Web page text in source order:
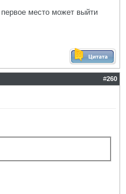
место может выйти
#260